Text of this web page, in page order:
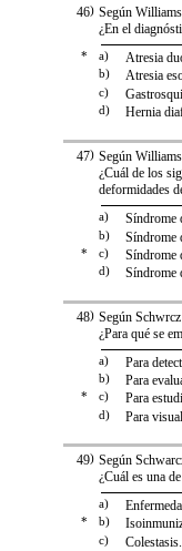
)
46 Según
¿En el
* a) Atresia
b) Atresia
c)
d) Hernia
)
47 Según
¿Cuál de los
deformidades
a) Síndrome
b) Síndrome
* c) Síndrome
d) Síndrome
)
48 Según
¿Para qué se
a) Para
b) Para
* c) Para
d) Para
)
49 Según
¿Cuál es una
a)
* b)
c) Colestasis.